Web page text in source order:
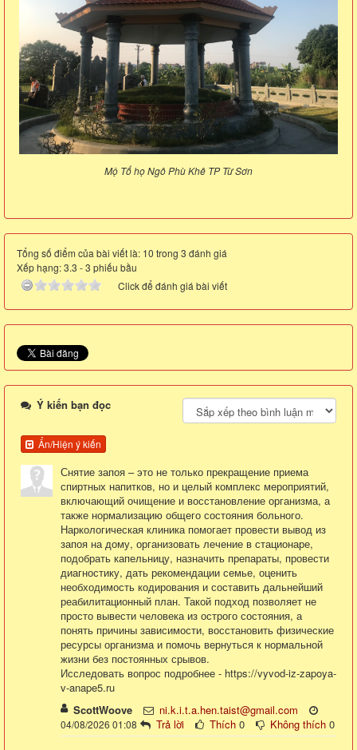
Mộ Tổ họ Ngô Phù Khê TP Từ Sơn
Tổng số điểm của bài viết là: 10 trong 3 đánh giá
Xếp hạng:3.3 -3 phiếu bầu
Click để đánh giá bài viết
Ý kiến bạn đọc
Ẩn/Hiện ý kiến
Снятие запоя – это не только прекращение приема
спиртных напитков, но и целый комплекс мероприятий,
включающий очищение и восстановление организма, а
также нормализацию общего состояния больного.
Наркологическая клиника помогает провести вывод из
запоя на дому, организовать лечение в стационаре,
подобрать капельницу, назначить препараты, провести
диагностику, дать рекомендации семье, оценить
необходимость кодирования и составить дальнейший
реабилитационный план. Такой подход позволяет не
просто вывести человека из острого состояния, а
понять причины зависимости, восстановить физические
ресурсы организма и помочь вернуться к нормальной
жизни без постоянных срывов.
Исследовать вопрос подробнее - https://vyvod-iz-zapoya-
v-anape5.ru
ScottWoove
ni.k.i.t.a.hen.taist@gmail.com
04/08/2026 01:08 Trả lời Thích 0 Không thích 0